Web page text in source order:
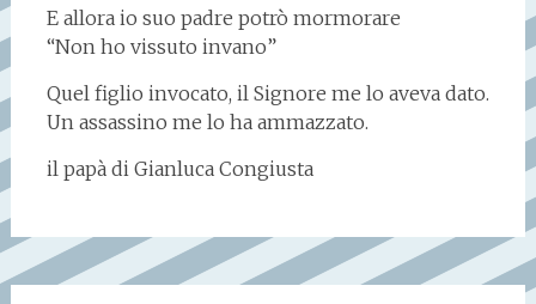
E allora io suo padre potrò mormorare
“Non ho vissuto invano”
Quel figlio invocato, il Signore me lo aveva dato.
Un assassino me lo ha ammazzato.
il papà di Gianluca Congiusta